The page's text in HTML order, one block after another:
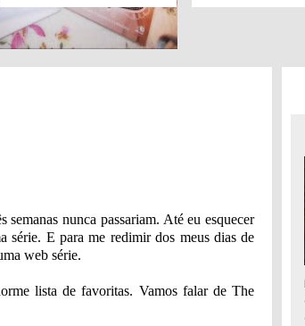
nunca passariam. Até eu esquecer
série. E para me redimir dos meus dias de
web série.
lista de favoritas. Vamos falar de The